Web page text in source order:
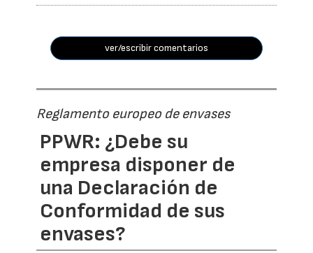
ver/escribir comentarios
Reglamento europeo de envases
PPWR: ¿Debe su
empresa disponer de
una Declaración de
Conformidad de sus
envases?